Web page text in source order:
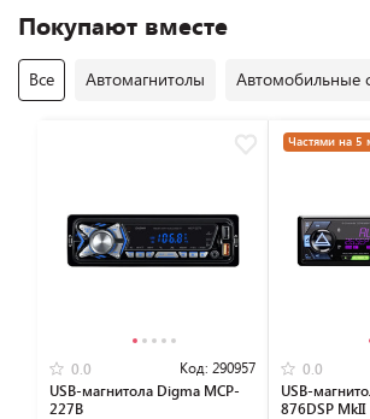
Покупают вместе
Все Автомагнитолы Автомобильные
0.0 Код: 290957
USB-магнитола Digma MCP-
227B
Частями на 5
0.0
USB-
876DSP MkII